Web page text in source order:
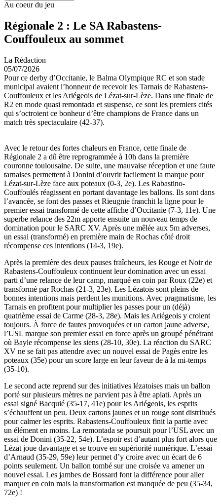
Au coeur du jeu
Régionale 2 : Le SA Rabastens-
Couffouleux au sommet
La Rédaction
05/07/2026
Pour ce derby d’Occitanie, le Balma Olympique RC et son stade
municipal avaient l’honneur de recevoir les Tarnais de Rabastens-
Couffouleux et les Ariégeois de Lézat-sur-Lèze. Dans une finale de
R2 en mode quasi remontada et suspense, ce sont les premiers cités
qui s’octroient ce bonheur d’être champions de France dans un
match très spectaculaire (42-37).
Avec le retour des fortes chaleurs en France, cette finale de
Régionale 2 a dû être reprogrammée à 10h dans la première
couronne toulousaine. De suite, une mauvaise réception et une faute
tarnaises permettent à Donini d’ouvrir facilement la marque pour
Lézat-sur-Lèze face aux poteaux (0-3, 2e). Les Rabastino-
Couffoulés réagissent en portant davantage les ballons. Ils sont dans
l’avancée, se font des passes et Rieugnie franchit la ligne pour le
premier essai transformé de cette affiche d’Occitanie (7-3, 11e). Une
superbe relance des 22m apporte ensuite un nouveau temps de
domination pour le SARC XV. Après une mêlée aux 5m adverses,
un essai (transformé) en première main de Rochas côté droit
récompense ces intentions (14-3, 19e).
Après la première des deux pauses fraîcheurs, les Rouge et Noir de
Rabastens-Couffouleux continuent leur domination avec un essai
parti d’une relance de leur camp, marqué en coin par Roux (22e) et
transformé par Rochas (21-3, 23e). Les Lézatois sont pleins de
bonnes intentions mais perdent les munitions. Avec pragmatisme, les
Tarnais en profitent pour multiplier les passes pour un (déjà)
quatrième essai de Carme (28-3, 28e). Mais les Ariégeois y croient
toujours. À force de fautes provoquées et un carton jaune adverse,
l’USL marque son premier essai en force après un groupé pénétrant
où Bayle récompense les siens (28-10, 30e). La réaction du SARC
XV ne se fait pas attendre avec un nouvel essai de Pagès entre les
poteaux (35e) pour un score large en leur faveur de à la mi-temps
(35-10).
Le second acte reprend sur des initiatives lézatoises mais un ballon
porté sur plusieurs mètres ne parvient pas à être aplati. Après un
essai signé Bacquié (35-17, 41e) pour les Ariégeois, les esprits
s’échauffent un peu. Deux cartons jaunes et un rouge sont distribués
pour calmer les esprits. Rabastens-Couffouleux finit la partie avec
un élément en moins. La remontada se poursuit pour l’USL avec un
essai de Donini (35-22, 54e). L’espoir est d’autant plus fort alors que
Lézat joue davantage et se trouve en supériorité numérique. L’essai
d’Arnaud (35-29, 59e) leur permet d’y croire avec un écart de 6
points seulement. Un ballon tombé sur une croisée va amener un
nouvel essai. Les jambes de Bossard font la différence pour aller
marquer en coin mais la transformation est manquée de peu (35-34,
72e) !